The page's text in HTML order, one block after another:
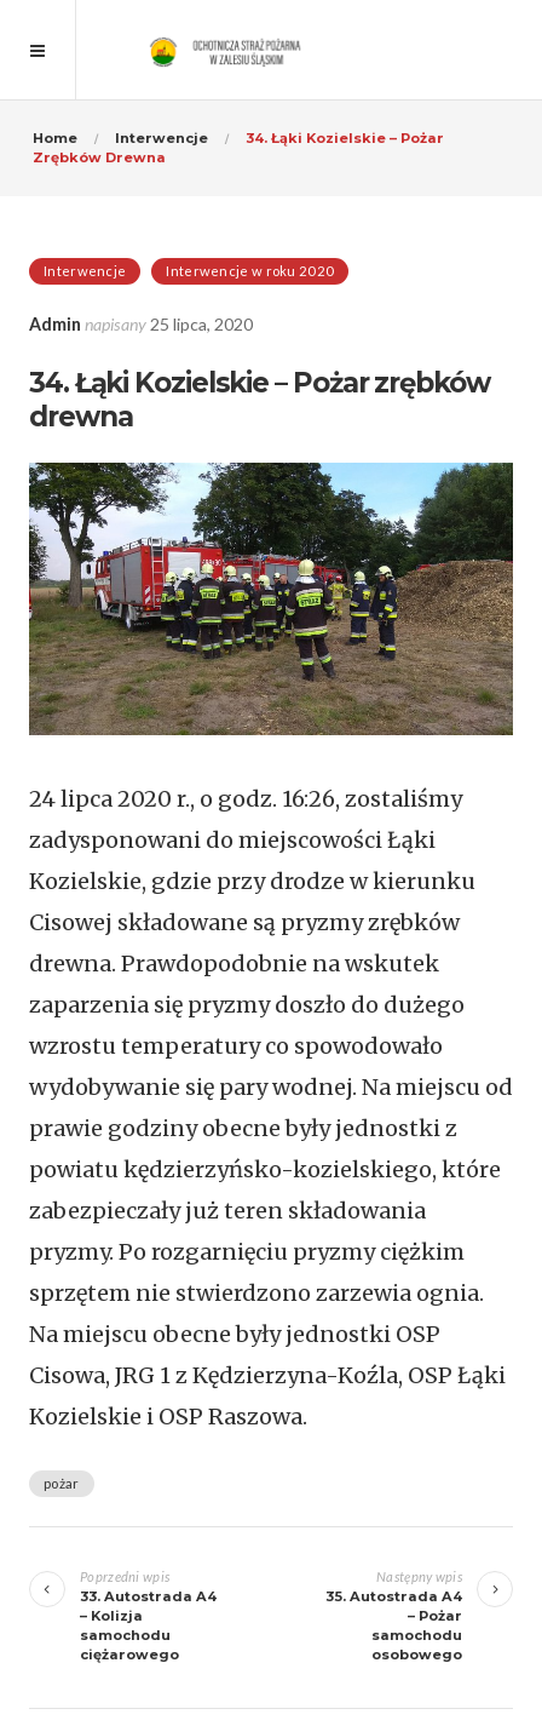
Home Interwencje
34. Łąki Kozielskie – Pożar
Zrębków Drewna
Interwencje Interwencje w roku 2020
Admin napisany25 lipca, 2020
34. Łąki Kozielskie – Pożar zrębków
drewna
24 lipca 2020 r., o godz. 16:26, zostaliśmy
zadysponowani do miejscowości Łąki
Kozielskie, gdzie przy drodze w kierunku
Cisowej składowane są pryzmy zrębków
drewna. Prawdopodobnie na wskutek
zaparzenia się pryzmy doszło do dużego
wzrostu temperatury co spowodowało
wydobywanie się pary wodnej. Na miejscu od
prawie godziny obecne były jednostki z
powiatu kędzierzyńsko-kozielskiego, które
zabezpieczały już teren składowania
pryzmy. Po rozgarnięciu pryzmy ciężkim
sprzętem nie stwierdzono zarzewia ognia.
Na miejscu obecne były jednostki OSP
Cisowa, JRG 1 z Kędzierzyna-Koźla, OSP Łąki
Kozielskie i OSP Raszowa.
pożar
wpisyPoprzedni wpis
33. Autostrada A4
– Kolizja
samochodu
ciężarowego
Następny wpis
35. Autostrada A4
– Pożar
samochodu
osobowego